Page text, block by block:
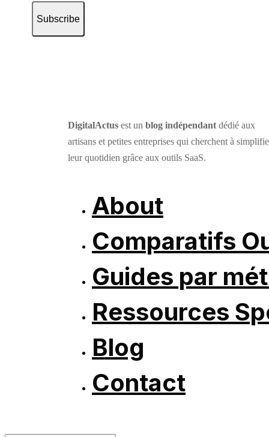
Subscribe
DigitalActus est un blog indépendant dédié aux
artisans et petites entreprises qui cherchent à
leur quotidien grâce aux outils SaaS.
About
Comparatifs
Guides par
Ressources
Blog
Contact